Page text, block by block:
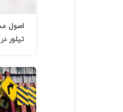
اصول
تیلور